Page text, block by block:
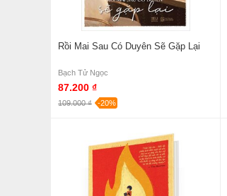
Rồi Mai Sau Có Duyên Sẽ Gặp Lại
Bạch Tử Ngọc
87.200 ₫
109.000 ₫ -20%